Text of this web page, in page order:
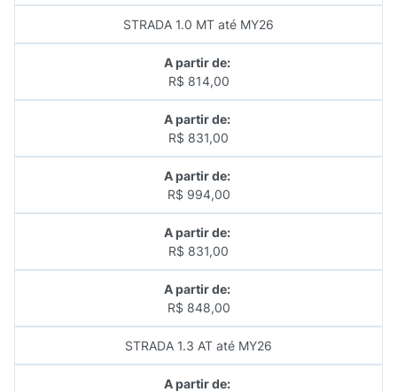
STRADA 1.0 MT até MY26
A partir de:
R$ 814,00
A partir de:
R$ 831,00
A partir de:
R$ 994,00
A partir de:
R$ 831,00
A partir de:
R$ 848,00
STRADA 1.3 AT até MY26
A partir de: